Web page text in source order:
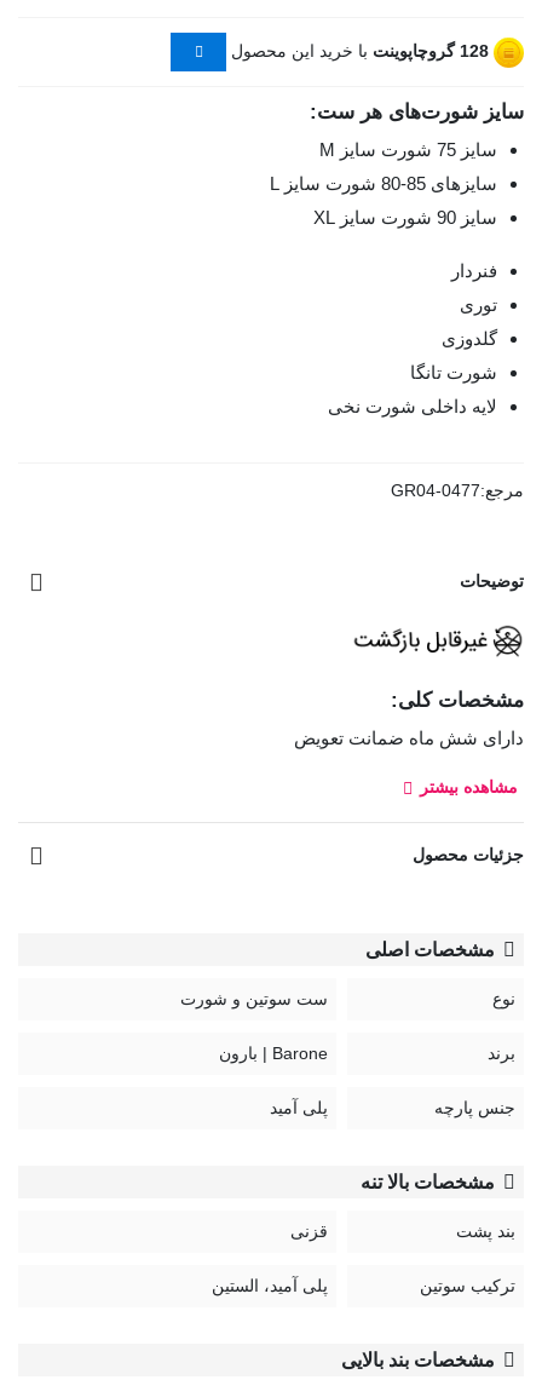
128 گروچاپوینت با خرید این محصول
سایز شورت‌های هر ست:
سایز 75 شورت سایز M
سایزهای 85-80 شورت سایز L
سایز 90 شورت سایز XL
فنردار
توری
گلدوزی
شورت تانگا
لایه داخلی شورت نخی
مرجع:GR04-0477
توضیحات
مشخصات کلی:
دارای شش ماه ضمانت تعویض
مدل 012، از جنس توری است که روی آن گلدوزی کار شده است.
مدل سوتین این ست فنردار و شورت آن تانگا فاق متوسط با لایه
بند سوتین قابل تنظیم و غیر قابل جدا شدن
2021
مشاهده بیشتر
جزئیات محصول
مشخصات اصلی
نوع ست سوتین و شورت
برند Barone | بارون
جنس پارچه پلی آمید
مشخصات بالا تنه
بند پشت قزنی
ترکیب سوتین پلی آمید، الستین
مشخصات بند بالایی